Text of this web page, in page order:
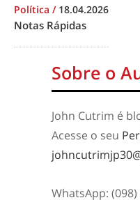
Política / 18.04.2026
Notas Rápidas
Sobre o
John Cutrim é
Acesse o seu
WhatsApp: